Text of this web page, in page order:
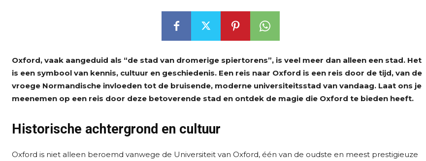
Oxford, vaak aangeduid als “de stad van dromerige spiertorens”, is veel meer dan alleen een stad. Het
is een symbool van kennis, cultuur en geschiedenis. Een reis naar Oxford is een reis door de tijd, van de
vroege Normandische invloeden tot de bruisende, moderne universiteitsstad van vandaag. Laat ons je
meenemen op een reis door deze betoverende stad en ontdek de magie die Oxford te bieden heeft.
Historische achtergrond en cultuur
Oxford is niet alleen beroemd vanwege de Universiteit van Oxford, één van de oudste en meest prestigieuze